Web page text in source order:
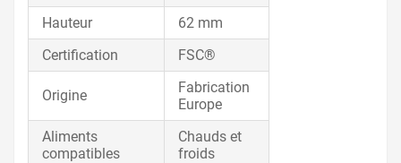
Hauteur
62 mm
Certification
FSC®
Origine
Fabrication
Europe
Aliments
compatibles
Chauds et
froids